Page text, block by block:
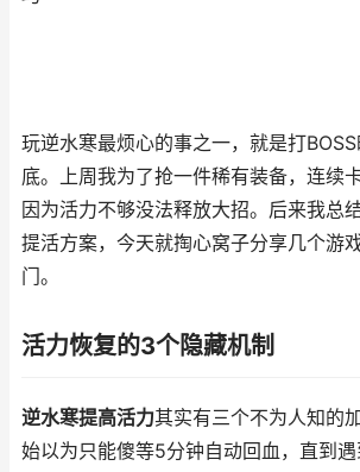
玩逆水寒最烦心的事之一，就是打
底。上周我为了抢一件稀有装备，连续
因为活力不够没法释放大招。后来我总
提活方案，今天就掏心窝子分享几个游
门。
活力恢复的3个隐藏机制
逆水寒提高活力其实有三个不为人知的
始以为只能傻等5分钟自动回血，直到